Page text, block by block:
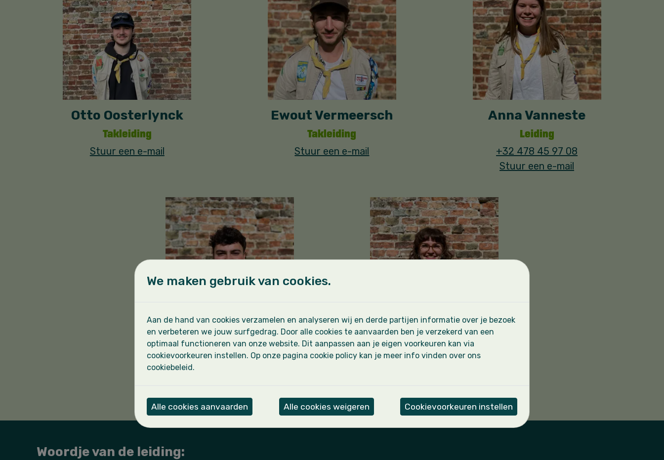
Otto Oosterlynck
Takleiding
Stuur een e-mail
Ewout Vermeersch
Takleiding
Stuur een e-mail
Anna Vanneste
Leiding
+32 478 45 97 08
Stuur een e-mail
Briek Casteleyn
Leiding
Ine Deroo-Van Maele
Leiding
Woordje van de leiding:
We maken gebruik van cookies.
Aan de hand van cookies verzamelen en analyseren wij en derde partijen informatie over je bezoek
en verbeteren we jouw surfgedrag. Door alle cookies te aanvaarden ben je verzekerd van een
optimaal functioneren van onze website. Dit aanpassen aan je eigen voorkeuren kan via
cookievoorkeuren instellen. Op onze pagina cookie policy kan je meer info vinden over ons
cookiebeleid.
Alle cookies aanvaarden Alle cookies weigeren Cookievoorkeuren instellen